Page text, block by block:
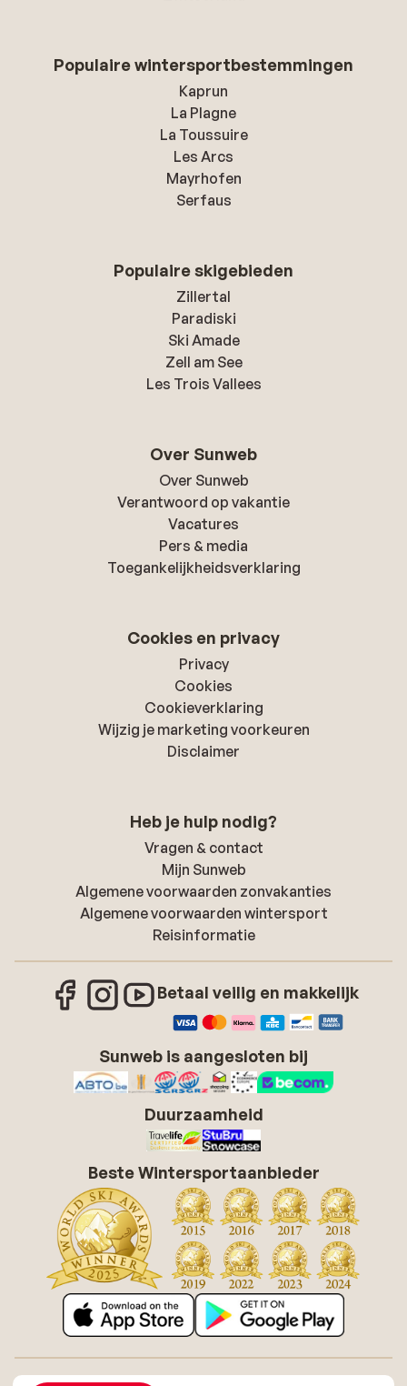
Populaire wintersportbestemmingen
Kaprun
La Plagne
La Toussuire
Les Arcs
Mayrhofen
Serfaus
Populaire skigebieden
Zillertal
Paradiski
Ski Amade
Zell am See
Les Trois Vallees
Over Sunweb
Over Sunweb
Verantwoord op vakantie
Vacatures
Pers & media
Toegankelijkheidsverklaring
Cookies en privacy
Privacy
Cookies
Cookieverklaring
Wijzig je marketing voorkeuren
Disclaimer
Heb je hulp nodig?
Vragen & contact
Mijn Sunweb
Algemene voorwaarden zonvakanties
Algemene voorwaarden wintersport
Reisinformatie
Betaal veilig en makkelijk
Sunweb is aangesloten bij
Duurzaamheid
Beste Wintersportaanbieder
Over Sunweb